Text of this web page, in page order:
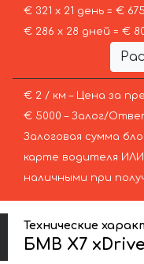
€ 321 х 21 день = €
€ 286 х 28 дней = €
€ 2 / км – Цена за
€ 5000 – Залог/
Залоговая сумма
карте водителя
наличными при
Технические
БМВ X7